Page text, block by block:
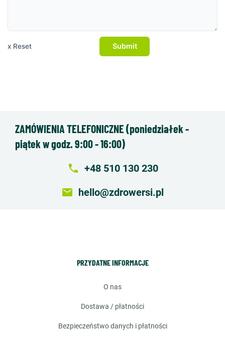
x Reset Submit
ZAMÓWIENIA TELEFONICZNE (poniedziałek -
piątek w godz. 9:00 - 16:00)
local_phone +48 510 130 230
email hello@zdrowersi.pl
PRZYDATNE INFORMACJE
o nas
dostawa / płatności
bezpieczeństwo danych i płatności